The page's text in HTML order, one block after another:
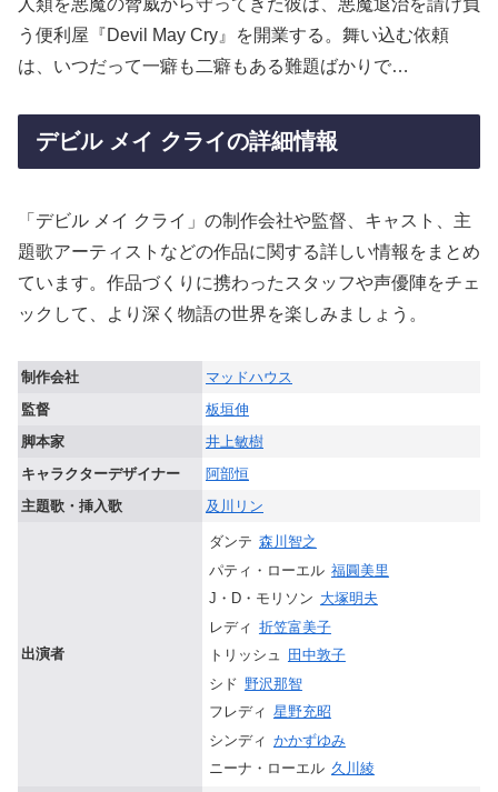
人類を悪魔の脅威から守ってきた彼は、悪魔退治を請け負
う便利屋『Devil May Cry』を開業する。舞い込む依頼
は、いつだって一癖も二癖もある難題ばかりで…
デビル メイ クライの詳細情報
「デビル メイ クライ」の制作会社や監督、キャスト、主
題歌アーティストなどの作品に関する詳しい情報をまとめ
ています。作品づくりに携わったスタッフや声優陣をチェ
ックして、より深く物語の世界を楽しみましょう。
制作会社
マッドハウス
監督
板垣伸
脚本家
井上敏樹
キャラクターデザイナー
阿部恒
主題歌・挿入歌
及川リン
出演者
ダンテ 森川智之
パティ・ローエル 福圓美里
J・D・モリソン 大塚明夫
レディ 折笠富美子
トリッシュ
田中敦子
シド 野沢那智
フレディ 星野充昭
シンディ かかずゆみ
ニーナ・ローエル 久川綾